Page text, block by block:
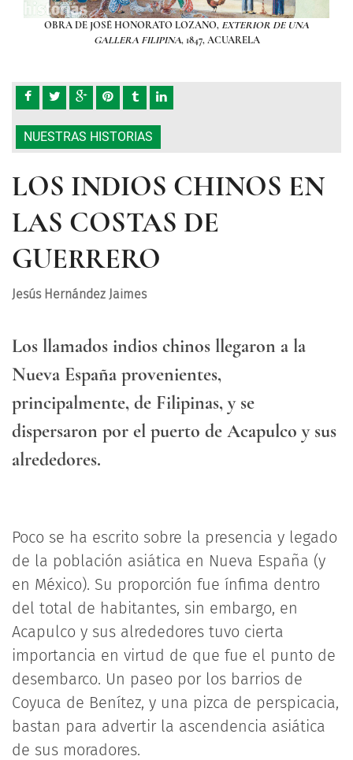
OBRA DE JOSÉ HONORATO LOZANO, EXTERIOR DE UNA
GALLERA FILIPINA, 1847, ACUARELA
NUESTRAS HISTORIAS
LOS INDIOS CHINOS EN
LAS COSTAS DE
GUERRERO
Jesús Hernández Jaimes
Los llamados indios chinos llegaron a la
Nueva España provenientes,
principalmente, de Filipinas, y se
dispersaron por el puerto de Acapulco y sus
alrededores.
Poco se ha escrito sobre la presencia y legado
de la población asiática en Nueva España (y
en México). Su proporción fue ínfima dentro
del total de habitantes, sin embargo, en
Acapulco y sus alrededores tuvo cierta
importancia en virtud de que fue el punto de
desembarco. Un paseo por los barrios de
Coyuca de Benítez, y una pizca de perspicacia,
bastan para advertir la ascendencia asiática
de sus moradores.